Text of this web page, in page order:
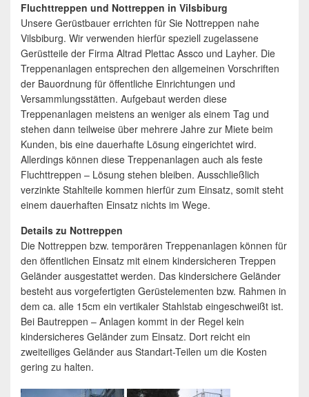
Fluchttreppen und Nottreppen in Vilsbiburg
Unsere Gerüstbauer errichten für Sie Nottreppen nahe
Vilsbiburg. Wir verwenden hierfür speziell zugelassene
Gerüstteile der Firma Altrad Plettac Assco und Layher. Die
Treppenanlagen entsprechen den allgemeinen Vorschriften
der Bauordnung für öffentliche Einrichtungen und
Versammlungsstätten. Aufgebaut werden diese
Treppenanlagen meistens an weniger als einem Tag und
stehen dann teilweise über mehrere Jahre zur Miete beim
Kunden, bis eine dauerhafte Lösung eingerichtet wird.
Allerdings können diese Treppenanlagen auch als feste
Fluchttreppen – Lösung stehen bleiben. Ausschließlich
verzinkte Stahlteile kommen hierfür zum Einsatz, somit steht
einem dauerhaften Einsatz nichts im Wege.
Details zu Nottreppen
Die Nottreppen bzw. temporären Treppenanlagen können für
den öffentlichen Einsatz mit einem kindersicheren Treppen
Geländer ausgestattet werden. Das kindersichere Geländer
besteht aus vorgefertigten Gerüstelementen bzw. Rahmen in
dem ca. alle 15cm ein vertikaler Stahlstab eingeschweißt ist.
Bei Bautreppen – Anlagen kommt in der Regel kein
kindersicheres Geländer zum Einsatz. Dort reicht ein
zweiteiliges Geländer aus Standart-Teilen um die Kosten
gering zu halten.